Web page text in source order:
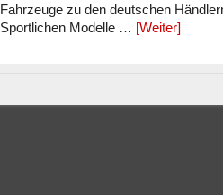
Fahrzeuge zu den deutschen
Sportlichen Modelle … [Weiter]